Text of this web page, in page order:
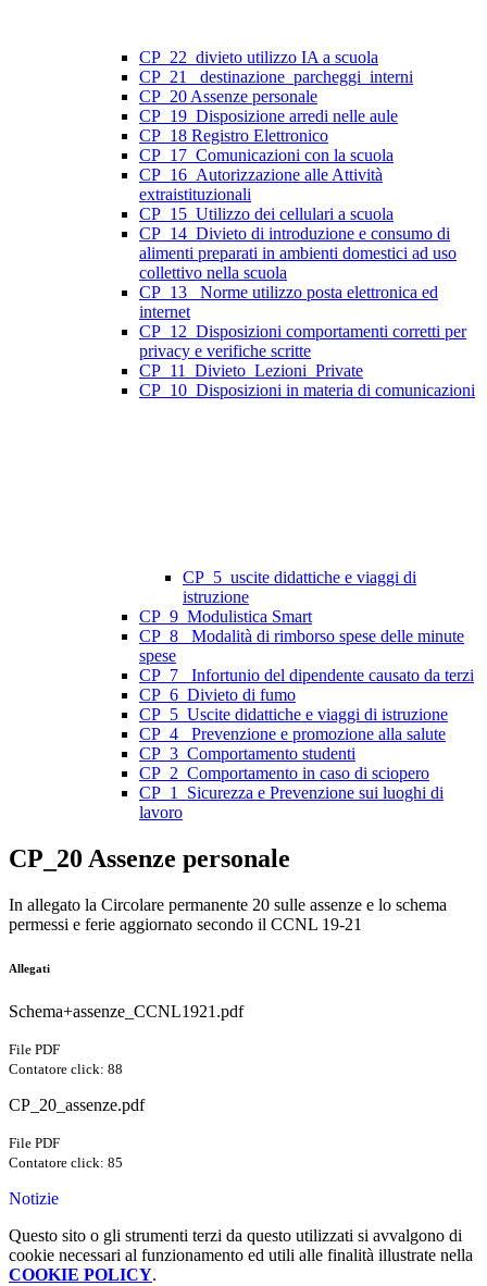
CP_22_divieto utilizzo IA a scuola
CP_21_ destinazione_parcheggi_interni
CP_20 Assenze personale
CP_19_Disposizione arredi nelle aule
CP_18 Registro Elettronico
CP_17_Comunicazioni con la scuola
CP_16_Autorizzazione alle Attività
extraistituzionali
CP_15_Utilizzo dei cellulari a scuola
CP_14_Divieto di introduzione e consumo di
alimenti preparati in ambienti domestici ad uso
collettivo nella scuola
CP_13_ Norme utilizzo posta elettronica ed
internet
CP_12_Disposizioni comportamenti corretti per
privacy e verifiche scritte
CP_11_Divieto_Lezioni_Private
CP_10_Disposizioni in materia di comunicazioni
CP_5_uscite didattiche e viaggi di
istruzione
CP_9_Modulistica Smart
CP_8_ Modalità di rimborso spese delle minute
spese
CP_7_ Infortunio del dipendente causato da terzi
CP_6_Divieto di fumo
CP_5_Uscite didattiche e viaggi di istruzione
CP_4_ Prevenzione e promozione alla salute
CP_3_Comportamento studenti
CP_2_Comportamento in caso di sciopero
CP_1_Sicurezza e Prevenzione sui luoghi di
lavoro
CP_20 Assenze personale
In allegato la Circolare permanente 20 sulle assenze e lo schema
permessi e ferie aggiornato secondo il CCNL 19-21
Allegati
Schema+assenze_CCNL1921.pdf
File PDF
Contatore click: 88
CP_20_assenze.pdf
File PDF
Contatore click: 85
Notizie
Questo sito o gli strumenti terzi da questo utilizzati si avvalgono di
cookie necessari al funzionamento ed utili alle finalità illustrate nella
COOKIE POLICY.